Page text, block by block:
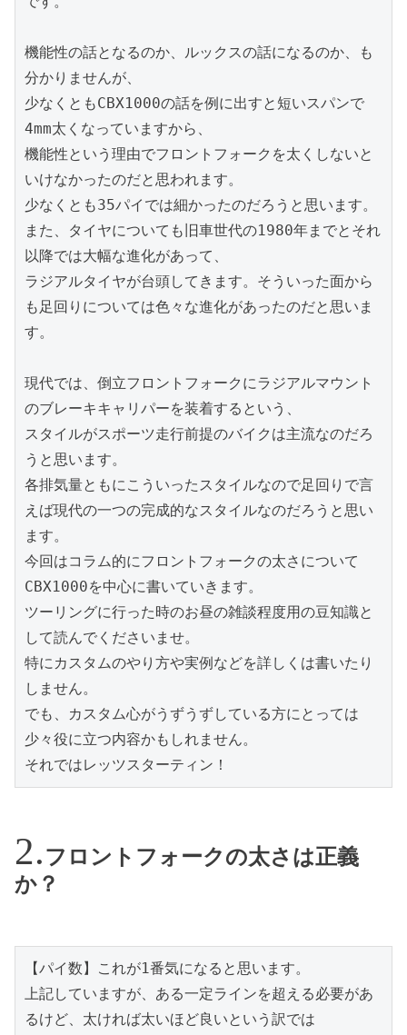
機能性の話となるのか、ルックスの話になるのか、も
分かりませんが、
少なくともCBX1000の話を例に出すと短いスパンで
4mm太くなっていますから、
機能性という理由でフロントフォークを太くしないと
いけなかったのだと思われます。
少なくとも35パイでは細かったのだろうと思います。
また、タイヤについても旧車世代の1980年までとそれ
以降では大幅な進化があって、
ラジアルタイヤが台頭してきます。そういった面から
も足回りについては色々な進化があったのだと思いま
す。
現代では、倒立フロントフォークにラジアルマウント
のブレーキキャリパーを装着するという、
スタイルがスポーツ走行前提のバイクは主流なのだろ
うと思います。
各排気量ともにこういったスタイルなので足回りで言
えば現代の一つの完成的なスタイルなのだろうと思い
ます。
今回はコラム的にフロントフォークの太さについて
CBX1000を中心に書いていきます。
ツーリングに行った時のお昼の雑談程度用の豆知識と
して読んでくださいませ。
特にカスタムのやり方や実例などを詳しくは書いたり
しません。
でも、カスタム心がうずうずしている方にとっては
少々役に立つ内容かもしれません。
それではレッツスターティン！
フロントフォークの太さは正義
か？
【パイ数】これが1番気になると思います。
上記していますが、ある一定ラインを超える必要があ
るけど、太ければ太いほど良いという訳では